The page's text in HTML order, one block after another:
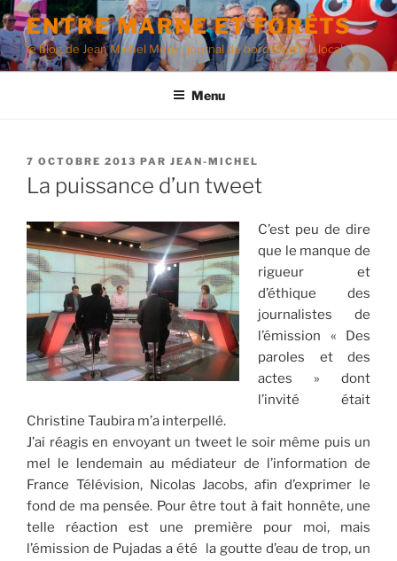
Aller
au
contenu
principal
ENTRE MARNE ET FORÊTS
le blog de Jean Michel Morer, journal de bord d'un élu local
Menu
PUBLIÉ
LE
7 OCTOBRE 2013 PAR JEAN-MICHEL
La puissance d’un tweet
C’est peu de dire
que le manque de
rigueur et
d’éthique des
journalistes de
l’émission « Des
paroles et des
actes » dont
l’invité était
Christine Taubira m’a interpellé.
J’ai réagis en envoyant un tweet le soir même puis un
mel le lendemain au médiateur de l’information de
France Télévision, Nicolas Jacobs, afin d’exprimer le
fond de ma pensée. Pour être tout à fait honnête, une
telle réaction est une première pour moi, mais
l’émission de Pujadas a été la goutte d’eau de trop, un